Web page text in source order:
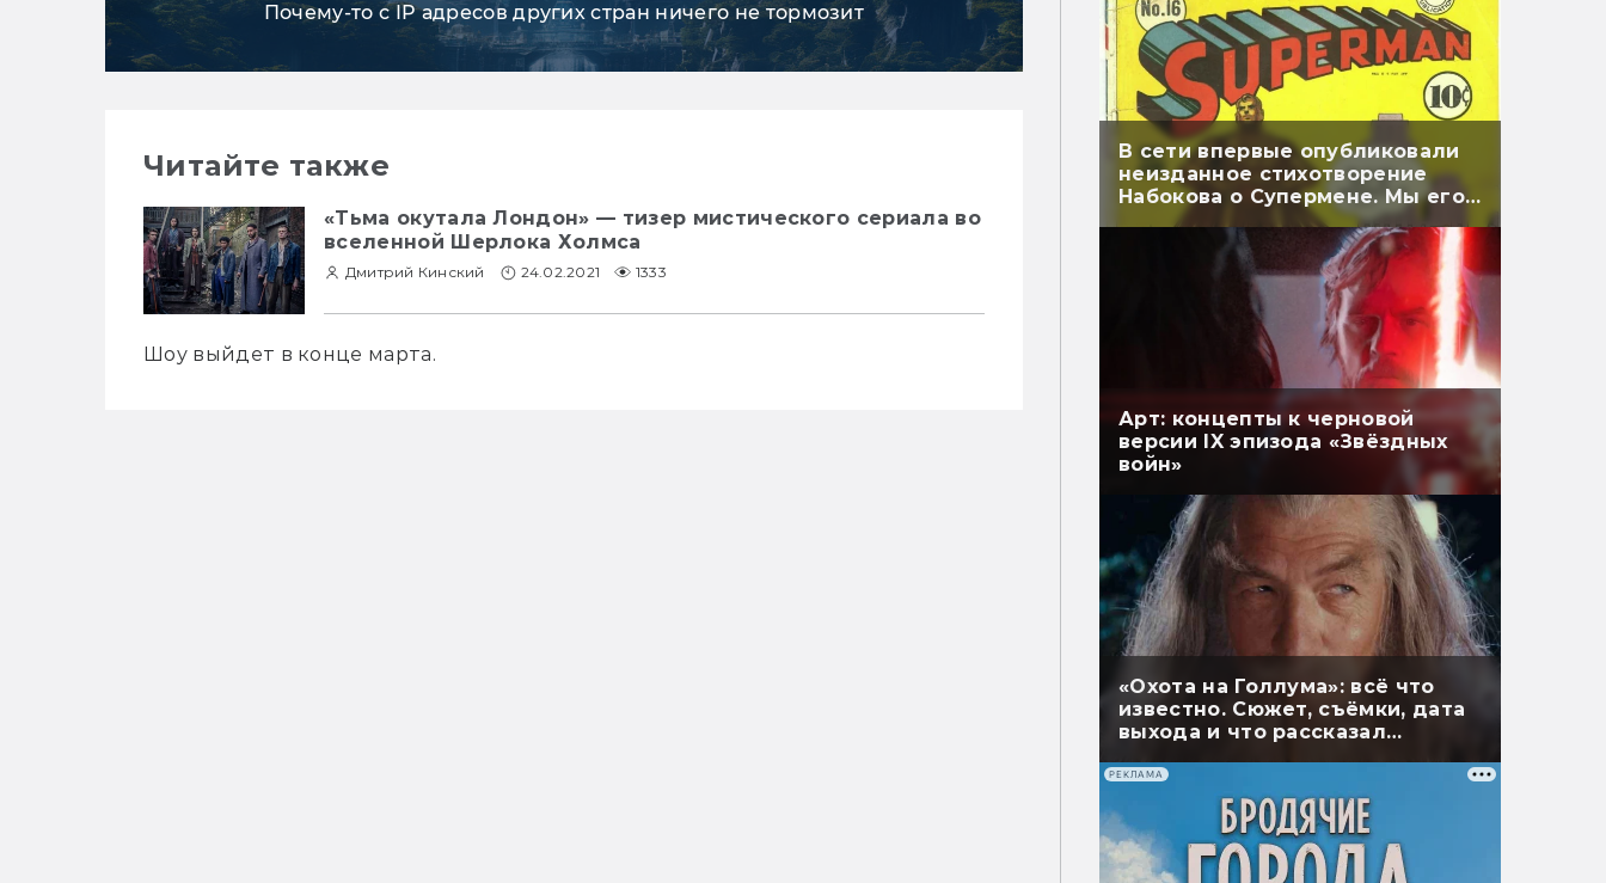
Почему-то с IP адресов других стран ничего не тормозит
Читайте также
«Тьма окутала Лондон» — тизер мистического сериала во
вселенной Шерлока Холмса
Дмитрий Кинский 24.02.2021 1333
Шоу выйдет в конце марта.
В сети впервые опубликовали
неизданное стихотворение
Набокова о Супермене. Мы его
перевели
Арт: концепты к черновой
версии IX эпизода «Звёздных
войн»
«Охота на Голлума»: всё что
известно. Сюжет, съёмки, дата
выхода и что рассказал
РЕКЛАМА